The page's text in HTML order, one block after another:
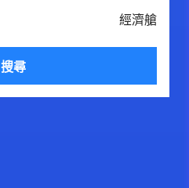
經濟艙
搜尋